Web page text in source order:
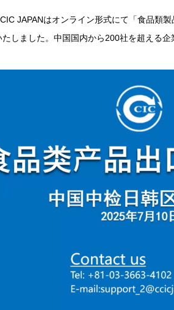
JAPANはオンライン形式にて「食品類
しました。中国国内から200社を超える